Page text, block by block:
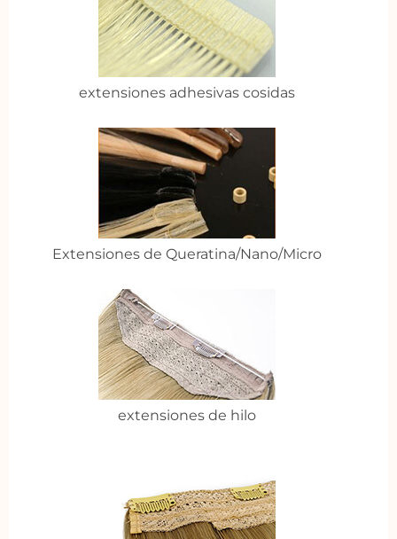
extensiones adhesivas cosidas
Extensiones de Queratina/Nano/Micro
extensiones de hilo